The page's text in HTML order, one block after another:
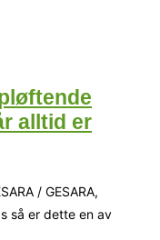
alltid er
/ GESARA,
så er dette en av